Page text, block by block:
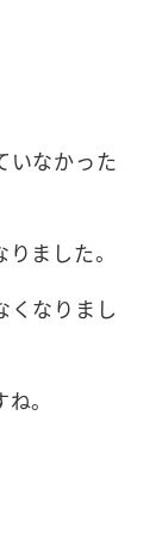
いなかった
ました。
くなりまし
。